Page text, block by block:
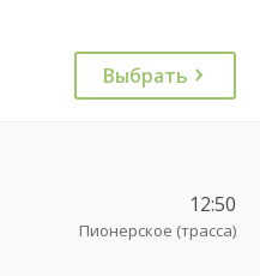
Выбрать
12:50
Пионерское (трасса)